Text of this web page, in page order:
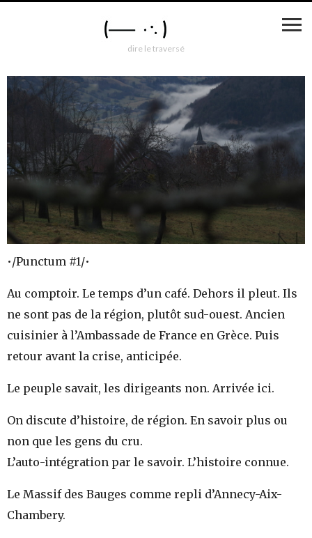
dire le traversé
•/Punctum #1/•
Au comptoir. Le temps d’un café. Dehors il pleut. Ils
ne sont pas de la région, plutôt sud-ouest. Ancien
cuisinier à l’Ambassade de France en Grèce. Puis
retour avant la crise, anticipée.
Le peuple savait, les dirigeants non. Arrivée ici.
On discute d’histoire, de région. En savoir plus ou
non que les gens du cru.
L’auto-intégration par le savoir. L’histoire connue.
Le Massif des Bauges comme repli d’Annecy-Aix-
Chambery.